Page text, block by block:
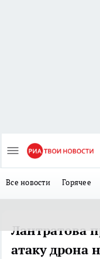
Все новости Горячее
Лантратова
атаку дрона